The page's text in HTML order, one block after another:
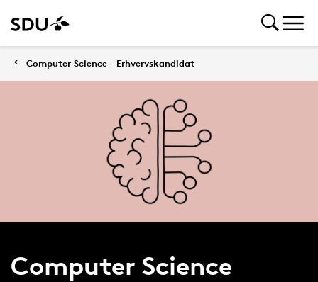
Computer Science – Erhvervskandidat
Computer Science